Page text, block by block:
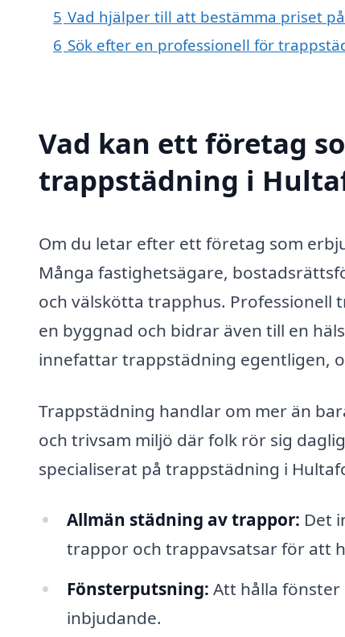
5 Vad hjälper till att bestämma priset
6 Sök efter en professionell för
Vad kan ett företag
trappstädning i
Om du letar efter ett företag som
Många fastighetsägare,
och välskötta trapphus.
en byggnad och bidrar även till en
innefattar trappstädning egentligen,
Trappstädning handlar om mer än
och trivsam miljö där folk rör sig
specialiserat på trappstädning i
Allmän städning av trappor: Det
trappor och trappavsatsar för att
Fönsterputsning: Att hålla
inbjudande.